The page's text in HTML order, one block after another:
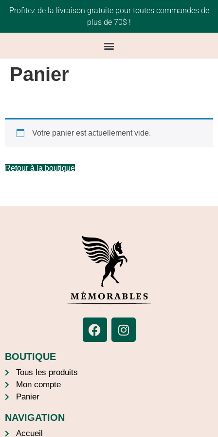
Profitez de la livraison gratuite pour toutes commandes de
plus de 70$ !
Panier
Votre panier est actuellement vide.
Retour à la boutique
BOUTIQUE
Tous les produits
Mon compte
Panier
NAVIGATION
Accueil